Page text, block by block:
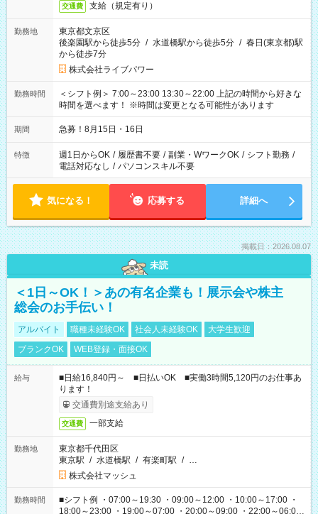
交通費 支給（規定有り）
勤務地
東京都文京区
後楽園駅から徒歩5分 / 水道橋駅から徒歩5分 / 春日(東京都)駅
から徒歩7分
株式会社ライブパワー
勤務時間
＜シフト例＞ 7:00～23:00 13:30～22:00 上記の時間から好きな
時間を選べます！ ※時間は変更となる可能性があります
期間 急募！8月15日・16日
特徴 週1日からOK / 履歴書不要 / 副業・WワークOK / シフト勤務 /
電話対応なし / パソコンスキル不要
気になる！ 応募する 詳細へ
掲載日：2026.08.07
未読
＜1日～OK！＞あの有名企業も！展示会や株主
総会のお手伝い！
アルバイト 職種未経験OK 社会人未経験OK
大学生歓迎
ブランクOK
WEB登録・面接OK
給与
■日給16,840円～ ■日払いOK ■実働3時間5,120円のお仕事あ
ります！
交通費別途支給あり
交通費 一部支給
勤務地
東京都千代田区
東京駅 / 水道橋駅 / 有楽町駅 / …
株式会社マッシュ
勤務時間
■シフト例 ・07:00～19:30 ・09:00～12:00 ・10:00～17:00 ・
18:00～23:00 ・19:00～07:00 ・20:00～09:00 ・22:00～06:00